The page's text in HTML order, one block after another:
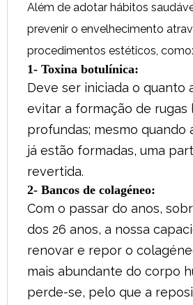
Além de adotar hábitos
prevenir o envelhecimento
procedimentos estéticos, como:
1- Toxina botulínica:
Deve ser iniciada o quanto
evitar a formação de rugas
profundas; mesmo quando
já estão formadas, uma
revertida.
2- Bancos de colagéneo:
Com o passar do anos,
dos 26 anos, a nossa
renovar e repor o
mais abundante do corpo
perde-se, pelo que a